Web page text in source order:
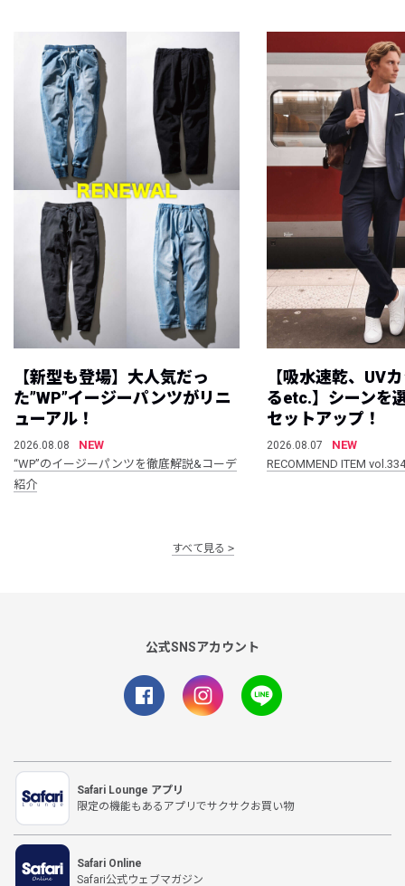
【新型も登場】大人気だっ
た”WP”イージーパンツがリニ
ューアル！
2026.08.08
NEW
“WP”のイージーパンツを徹底解説&コーデ
紹介
【吸水速乾、UV
るetc.】シーンを
セットアップ！
2026.08.07
NEW
RECOMMEND ITEM vol.334
すべて見る
公式SNSアカウント
Safari Lounge アプリ
限定の機能もあるアプリでサクサクお買い物
Safari Online
Safari公式ウェブマガジン